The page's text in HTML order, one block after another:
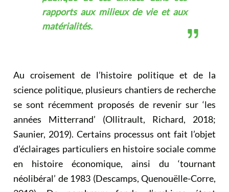
rapports aux milieux de vie et aux
matérialités.
Au croisement de l’histoire politique et de la
science politique, plusieurs chantiers de recherche
se sont récemment proposés de revenir sur ‘les
années Mitterrand’ (Ollitrault, Richard, 2018;
Saunier, 2019). Certains processus ont fait l’objet
d’éclairages particuliers en histoire sociale comme
en histoire économique, ainsi du ‘tournant
néolibéral’ de 1983 (Descamps, Quenouëlle-Corre,